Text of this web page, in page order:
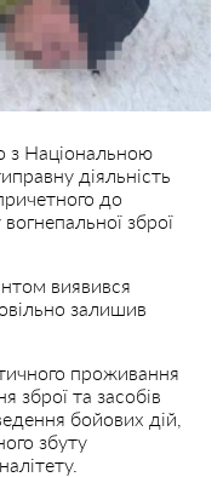
з Національною
діяльність
до
зброї
виявився
залишив
проживання
зброї та засобів
бойових дій,
збуту